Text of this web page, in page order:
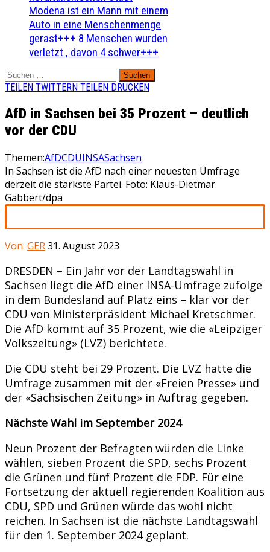
Modena ist ein Mann mit einem
Auto in eine Menschenmenge
gerast+++ 8 Menschen wurden
verletzt , davon 4 schwer+++
Suchen
nach:
TEILEN TWITTERN TEILEN DRUCKEN
AfD in Sachsen bei 35 Prozent – deutlich
vor der CDU
Themen:AfDCDUINSASachsen
In Sachsen ist die AfD nach einer neuesten Umfrage
derzeit die stärkste Partei. Foto: Klaus-Dietmar
Gabbert/dpa
Von: GER31. August 2023
DRESDEN – Ein Jahr vor der Landtagswahl in
Sachsen liegt die AfD einer INSA-Umfrage zufolge
in dem Bundesland auf Platz eins – klar vor der
CDU von Ministerpräsident Michael Kretschmer.
Die AfD kommt auf 35 Prozent, wie die «Leipziger
Volkszeitung» (LVZ) berichtete.
Die CDU steht bei 29 Prozent. Die LVZ hatte die
Umfrage zusammen mit der «Freien Presse» und
der «Sächsischen Zeitung» in Auftrag gegeben.
Nächste Wahl im September 2024
Neun Prozent der Befragten würden die Linke
wählen, sieben Prozent die SPD, sechs Prozent
die Grünen und fünf Prozent die FDP. Für eine
Fortsetzung der aktuell regierenden Koalition aus
CDU, SPD und Grünen würde das wohl nicht
reichen. In Sachsen ist die nächste Landtagswahl
für den 1. September 2024 geplant.